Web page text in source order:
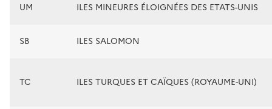
UM ILES MINEURES ÉLOIGNÉES DES ETATS-UNIS
SB ILES SALOMON
TC ILES TURQUES ET CAÏQUES (ROYAUME-UNI)